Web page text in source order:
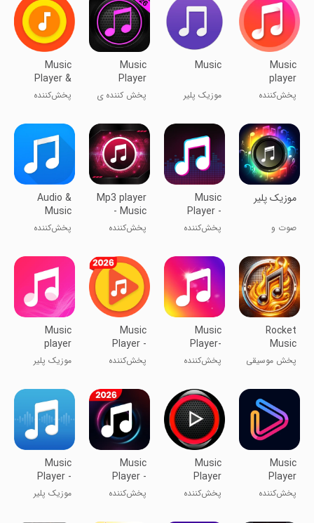
Music
player
پخش‌کننده
Music
موزیک پلیر
Music
Player
پخش کننده ی
اندروید
Music
Player &
MP3 Player
پخش‌‌کننده
‏موزیک پلیر
صوت و
Music
Player -
MP3 Player
پخش‌کننده
Mp3 player
- Music
player
پخش‌کننده
Audio &
Music
Player MP3
پخش‌کننده
Rocket
Music
Player
پخش موسیقی
Music
Player-
Music,Mp3
Player
پخش‌کننده
موزیک و پلیر
MP3
Music
Player -
Audio
Player
پخش‌‌کننده
Music
player
موزیک پلیر
Music
Player
پخش‌کننده
Music
Player
پخش‌کننده
Music
Player -
MP3 Player
پخش‌کننده
پخش‌کننده
Music
Player -
Audio
Player
موزیک پلیر